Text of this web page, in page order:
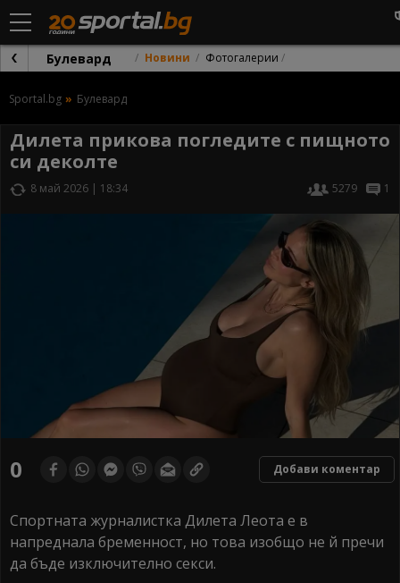
Булевард Новини Фотогалерии
Sportal.bg Булевард
Дилета прикова погледите с пищното
си деколте
8 май 2026 | 18:34 5279 1
0 Добави коментар
Спортната журналистка Дилета Леота е в
напреднала бременност, но това изобщо не й пречи
да бъде изключително секси.